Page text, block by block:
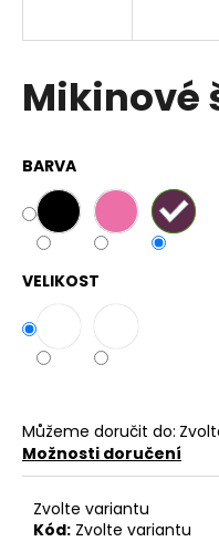
Mikinové
BARVA
VELIKOST
Můžeme doručit do:
Možnosti doručení
Zvolte variantu
Kód: Zvolte variantu
í
t
D
o
r
u
č
u